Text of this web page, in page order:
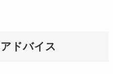
ドバイス